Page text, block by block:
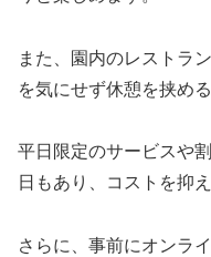
また、園内のレストラ
を気にせず休憩を挟め
平日限定のサービスや
日もあり、コストを抑
さらに、事前にオンラ